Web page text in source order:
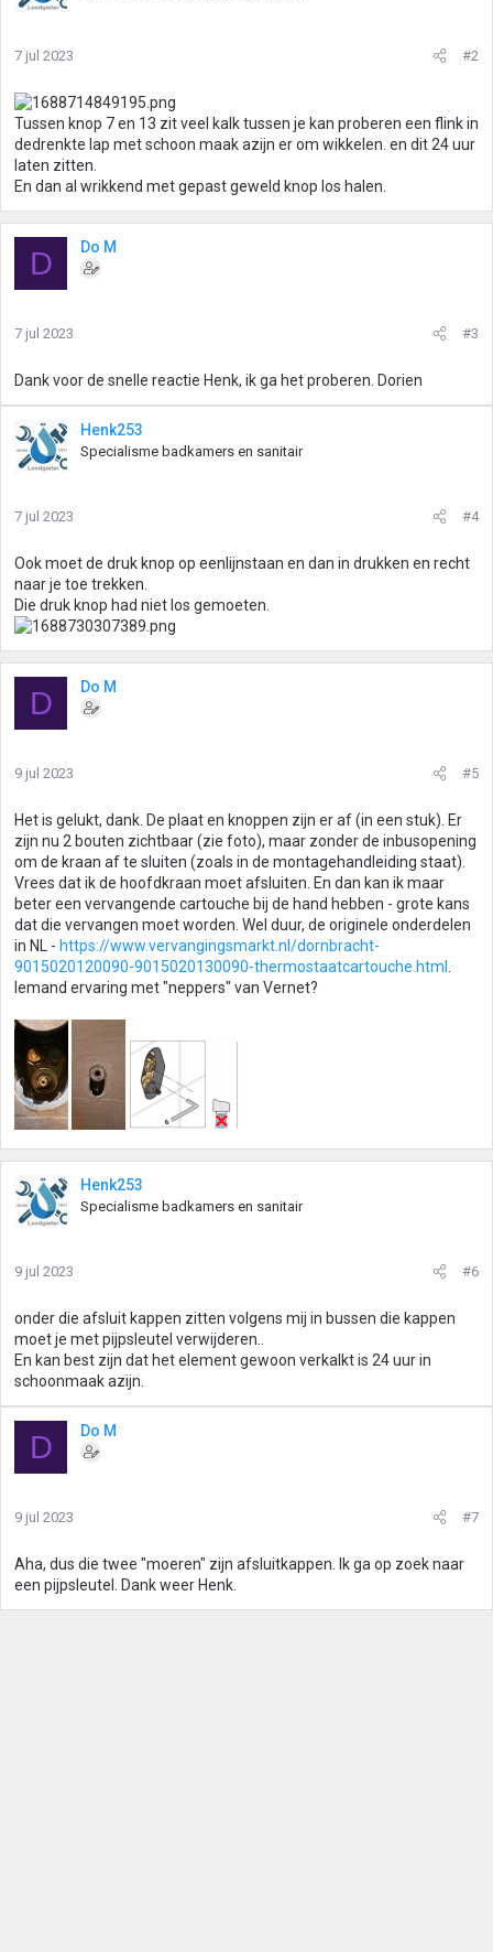
7 jul 2023 #2
Tussen knop 7 en 13 zit veel kalk tussen je kan proberen een flink in
dedrenkte lap met schoon maak azijn er om wikkelen. en dit 24 uur
laten zitten.
En dan al wrikkend met gepast geweld knop los halen.
D Do M
7 jul 2023 #3
Dank voor de snelle reactie Henk, ik ga het proberen. Dorien
Henk253
Specialisme badkamers en sanitair
7 jul 2023 #4
Ook moet de druk knop op eenlijnstaan en dan in drukken en recht
naar je toe trekken.
Die druk knop had niet los gemoeten.
D Do M
9 jul 2023 #5
Het is gelukt, dank. De plaat en knoppen zijn er af (in een stuk). Er
zijn nu 2 bouten zichtbaar (zie foto), maar zonder de inbusopening
om de kraan af te sluiten (zoals in de montagehandleiding staat).
Vrees dat ik de hoofdkraan moet afsluiten. En dan kan ik maar
beter een vervangende cartouche bij de hand hebben - grote kans
dat die vervangen moet worden. Wel duur, de originele onderdelen
in NL - https://www.vervangingsmarkt.nl/dornbracht-
9015020120090-9015020130090-thermostaatcartouche.html
Iemand ervaring met "neppers" van Vernet?
Henk253
Specialisme badkamers en sanitair
9 jul 2023 #6
onder die afsluit kappen zitten volgens mij in bussen die kappen
moet je met pijpsleutel verwijderen..
En kan best zijn dat het element gewoon verkalkt is 24 uur in
schoonmaak azijn.
D Do M
9 jul 2023 #7
Aha, dus die twee "moeren" zijn afsluitkappen. Ik ga op zoek naar
een pijpsleutel. Dank weer Henk.